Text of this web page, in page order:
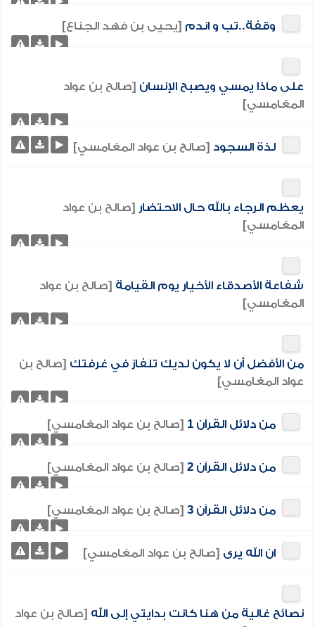
وقفة..تب و اندم [يحيى بن فهد الجناع]
على ماذا يمسي ويصبح الإنسان [صالح بن عواد
المغامسي]
لذة السجود [صالح بن عواد المغامسي]
يعظم الرجاء بالله حال الاحتضار [صالح بن عواد
المغامسي]
شفاعة الأصدقاء الأخيار يوم القيامة [صالح بن عواد
المغامسي]
من الأفضل أن لا يكون لديك تلفاز في غرفتك [صالح بن
عواد المغامسي]
من دلائل القرآن 1 [صالح بن عواد المغامسي]
من دلائل القرآن 2 [صالح بن عواد المغامسي]
من دلائل القرآن 3 [صالح بن عواد المغامسي]
ان الله يرى [صالح بن عواد المغامسي]
نصائح غالية من هنا كانت بدايتي إلى الله [صالح بن عواد